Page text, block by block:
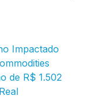
Impactado
de R$ 1.502